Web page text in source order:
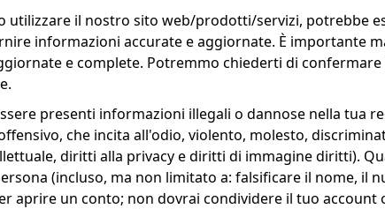
utilizzare il nostro sito web/prodotti/servizi, potrebbe
informazioni accurate e aggiornate. È importante
e complete. Potremmo chiederti di
presenti informazioni illegali o dannose nella tua
che incita all'odio, violento, molesto,
diritti alla privacy e diritti di immagine diritti).
(incluso, ma non limitato a: falsificare il nome, il
aprire un conto; non dovrai condividere il tuo